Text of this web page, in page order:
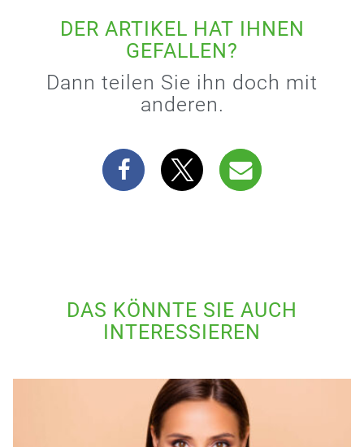
DER ARTIKEL HAT IHNEN
GEFALLEN?
Dann teilen Sie ihn doch mit
anderen.
DAS KÖNNTE SIE AUCH
INTERESSIEREN